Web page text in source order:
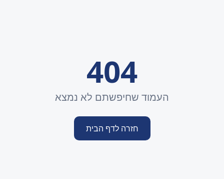
404
העמוד שחיפשתם לא נמצא
חזרה לדף הבית